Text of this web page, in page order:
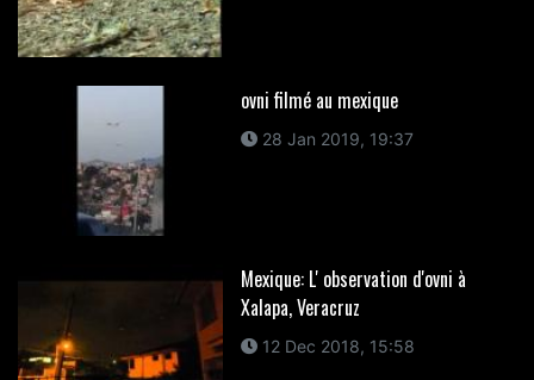
ovni filmé au mexique
28 Jan 2019, 19:37
Mexique: L' observation d'ovni à
Xalapa, Veracruz
12 Dec 2018, 15:58